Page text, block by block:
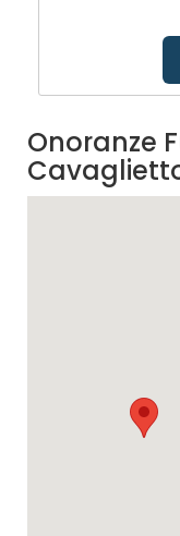
Onoranze